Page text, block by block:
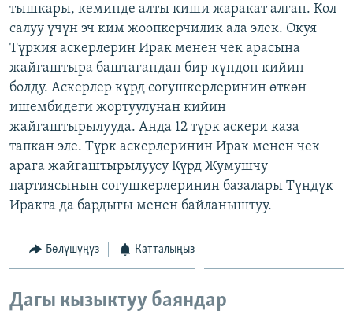
АЗАТТЫК+
ЫҢГАЙСЫЗ СУРООЛОР
ЭЕ/АРнун бардык сайттары
тышкары, кеминде алты киши жаракат алган. Кол
салуу үчүн эч ким жоопкерчилик ала элек. Окуя
Түркия аскерлерин Ирак менен чек арасына
жайгаштыра баштагандан бир күндөн кийин
болду. Аскерлер күрд согушкерлеринин өткөн
ишембидеги жортуулунан кийин
жайгаштырылууда. Анда 12 түрк аскери каза
тапкан эле. Түрк аскерлеринин Ирак менен чек
арага жайгаштырылуусу Күрд Жумушчу
партиясынын согушкерлеринин базалары Түндүк
Иракта да бардыгы менен байланыштуу.
Бөлүшүңүз Катталыңыз
Дагы кызыктуу баяндар